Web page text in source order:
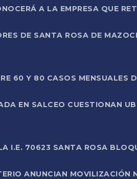
A LA EMPRESA QUE
DE SANTA ROSA DE
60 Y 80 CASOS MENSUALES
EN SALCEO CUESTIONAN
I.E. 70623 SANTA ROSA
ANUNCIAN